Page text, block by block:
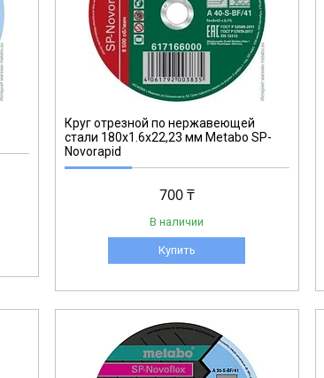
Круг отрезной по нержавеющей
стали 180x1.6x22,23 мм Metabo SP-
Novorapid
700 ₸
В наличии
Купить